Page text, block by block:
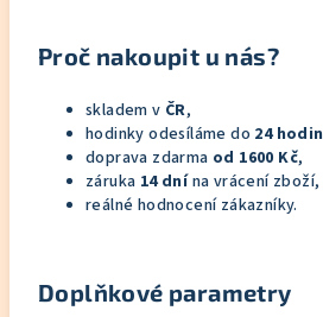
Proč nakoupit u nás?
skladem v ČR,
hodinky odesíláme do 24 hodin
doprava zdarma od 1600 Kč,
záruka 14 dnína vrácení zboží,
reálné hodnocení zákazníky.
Doplňkové parametry